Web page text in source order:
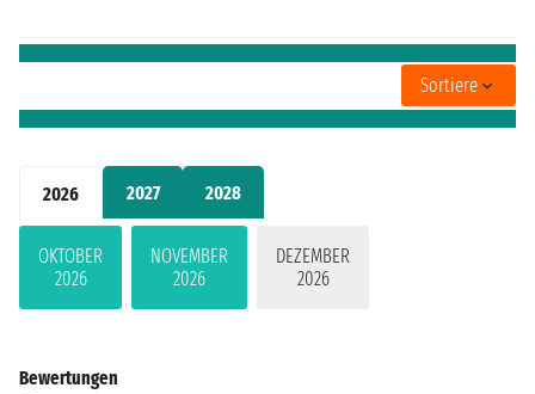
2026 2027 2028
OKTOBER
2026
NOVEMBER
2026
DEZEMBER
2026
Sortiere
Bewertungen